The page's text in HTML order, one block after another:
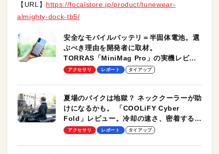
【URL】 https://focalstore.jp/product/tunewear-
almighty-dock-tb5/
安全なモバイルバッテリ＝半固体電池。選
ぶべき理由を開発者に取材。
TORRAS「MiniMag Pro」の実機レビュ
ーも
アクセサリ レポート タイアップ
夏場のバイクは地獄？ ネッククーラーが助
けになるかも。 「COOLiFY Cyber
Fold」レビュー。冷却の速さ、密着する冷
却プレート、シンプルな操作性がグッド！
アクセサリ レポート タイアップ